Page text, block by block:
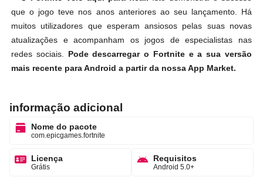
que o jogo teve nos anos anteriores ao seu lançamento. Há
muitos utilizadores que esperam ansiosos pelas suas novas
atualizações e acompanham os jogos de especialistas nas
redes sociais. Pode descarregar o Fortnite e a sua versão
mais recente para Android a partir da nossa App Market.
informação adicional
Nome do pacote
com.epicgames.fortnite
Licença
Grátis
Requisitos
Android 5.0+